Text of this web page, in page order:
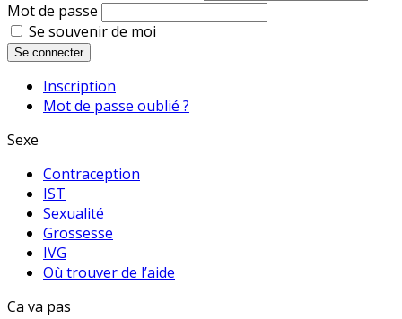
Mot de passe
Se souvenir de moi
Se connecter
Inscription
Mot de passe oublié ?
Sexe
Contraception
IST
Sexualité
Grossesse
IVG
Où trouver de l’aide
Ca va pas